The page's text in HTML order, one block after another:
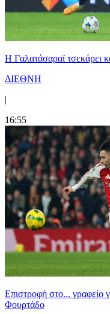
H Γαλατάσαραϊ τσεκάρει
ΔΙΕΘΝΗ
|
16:55
Επιστροφή στο... γραφείο
Φουρτάδο